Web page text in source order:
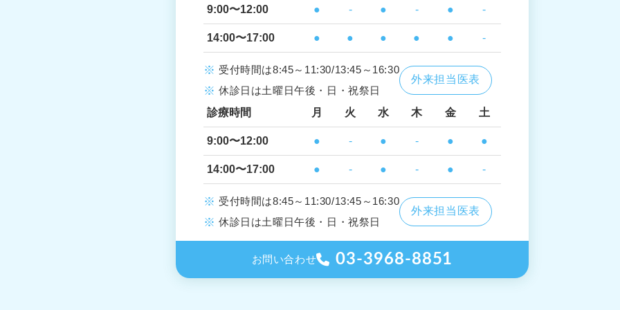
9:00〜12:00 ● - ● - ● -
14:00〜17:00 ● ● ● ● ● -
受付時間は8:45～11:30/13:45～16:30
休診日は土曜日午後・日・祝祭日
外来担当医表
診療時間 月 火 水 木 金 土
9:00〜12:00 ● - ● - ● ●
14:00〜17:00 ● - ● - ● -
受付時間は8:45～11:30/13:45～16:30
休診日は土曜日午後・日・祝祭日
外来担当医表
お問い合わせ 03-3968-8851